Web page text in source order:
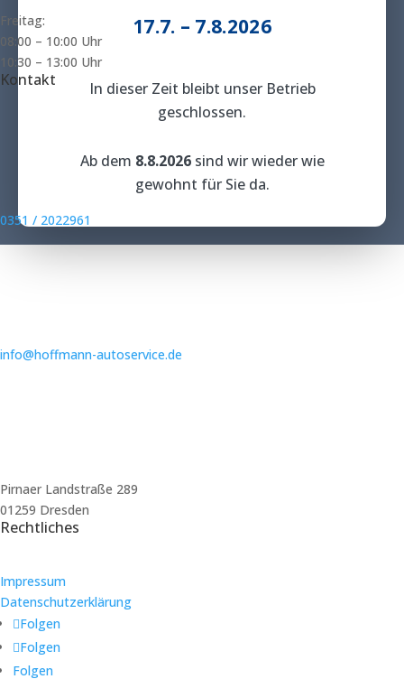
17.7. – 7.8.2026
In dieser Zeit bleibt unser Betrieb
geschlossen.
Ab dem 8.8.2026sind wir wieder wie
gewohnt für Sie da.
Freitag:
08:00 – 10:00 Uhr
10:30 – 13:00 Uhr
Kontakt
0351 / 2022961
info@hoffmann-autoservice.de
Pirnaer Landstraße 289
01259 Dresden
Rechtliches
Impressum
Datenschutzerklärung
Folgen
Folgen
Folgen